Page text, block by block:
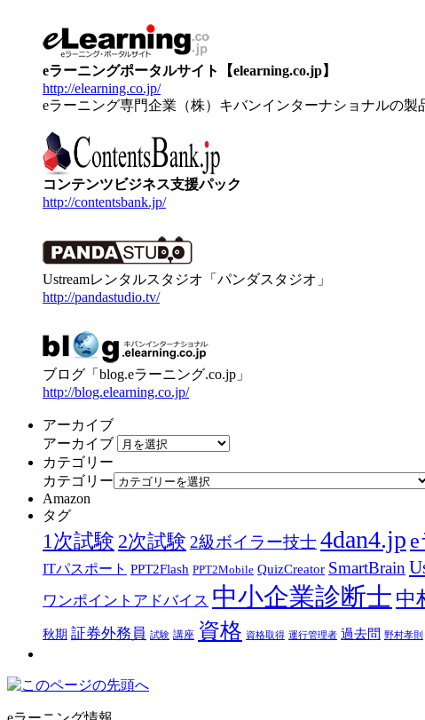
eラーニングポータルサイト【elearning.co.jp】
http://elearning.co.jp/
eラーニング専門企業（株）キバンインターナショナルの製
コンテンツビジネス支援パック
http://contentsbank.jp/
Ustreamレンタルスタジオ「パンダスタジオ」
http://pandastudio.tv/
ブログ「blog.eラーニング.co.jp」
http://blog.elearning.co.jp/
アーカイブ
アーカイブ
カテゴリー
カテゴリー
Amazon
タグ
1次試験 2次試験 2級ボイラー技士4dan4.jp
ITパスポート PPT2Flash PPT2Mobile QuizCreator SmartBrain
ワンポイントアドバイス 中小企業診断士 中
秋期 証券外務員 試験 講座 資格 資格取得 運行管理者 過去問 野村孝則